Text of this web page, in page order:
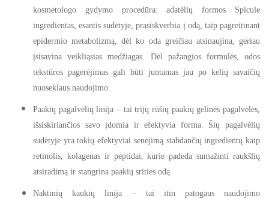
kosmetologo gydymo procedūra: adatėlių formos Spicule
ingredientas, esantis sudėtyje, prasiskverbia į odą, taip pagreitinant
epidermio metabolizmą, dėl ko oda greičiau atsinaujina, geriau
įsisavina veikliąsias medžiagas. Dėl pažangios formulės, odos
tekstūros pagerėjimas gali būti juntamas jau po kelių savaičių
nuoseklaus naudojimo.
Paakių pagalvėlių linija – tai trijų rūšių paakių gelinės pagalvėlės,
išsiskiriančios savo įdomia ir efektyvia forma. Šių pagalvėlių
sudėtyje yra tokių efektyviai senėjimą stabdančių ingredientų kaip
retinolis, kolagenas ir peptidai, kurie padeda sumažinti raukšlių
atsiradimą ir stangrina paakių srities odą.
Naktinių kaukių linija – tai itin patogaus naudojimo